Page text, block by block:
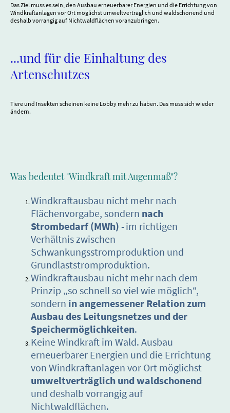
Das Ziel muss es sein, den Ausbau erneuerbarer Energien und die Errichtung von
Windkraftanlagen vor Ort möglichst umweltverträglich und waldschonend und
deshalb vorrangig auf Nichtwaldflächen voranzubringen.
...und für die Einhaltung des
Artenschutzes
Tiere und Insekten scheinen keine Lobby mehr zu haben. Das muss sich wieder
ändern.
Was bedeutet "Windkraft mit Augenmaß"?
Windkraftausbau nicht mehr nach
Flächenvorgabe, sondern nach
Strombedarf (MWh) -im richtigen
Verhältnis zwischen
Schwankungsstromproduktion und
Grundlaststromproduktion.
Windkraftausbau nicht mehr nach dem
Prinzip „so schnell so viel wie möglich“,
sondern in angemessener Relation zum
Ausbau des Leitungsnetzes und der
Speichermöglichkeiten.
Keine Windkraft im Wald. Ausbau
erneuerbarer Energien und die Errichtung
von Windkraftanlagen vor Ort möglichst
umweltverträglich und waldschonend
und deshalb vorrangig auf
Nichtwaldflächen.